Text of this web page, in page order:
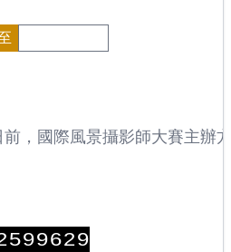
國際風景攝影師大賽主辦方公
599629